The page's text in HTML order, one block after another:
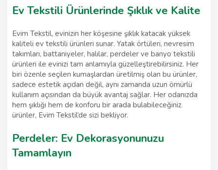
Ev Tekstili Ürünlerinde Şıklık ve Kalite
Evim Tekstil, evinizin her köşesine şıklık katacak yüksek
kaliteli ev tekstili ürünleri sunar. Yatak örtüleri, nevresim
takımları, battaniyeler, halılar, perdeler ve banyo tekstili
ürünleri ile evinizi tam anlamıyla güzelleştirebilirsiniz. Her
biri özenle seçilen kumaşlardan üretilmiş olan bu ürünler,
sadece estetik açıdan değil, aynı zamanda uzun ömürlü
kullanım açısından da büyük avantaj sağlar. Her odanızda
hem şıklığı hem de konforu bir arada bulabileceğiniz
ürünler, Evim Tekstil’de sizi bekliyor.
Perdeler: Ev Dekorasyonunuzu
Tamamlayın